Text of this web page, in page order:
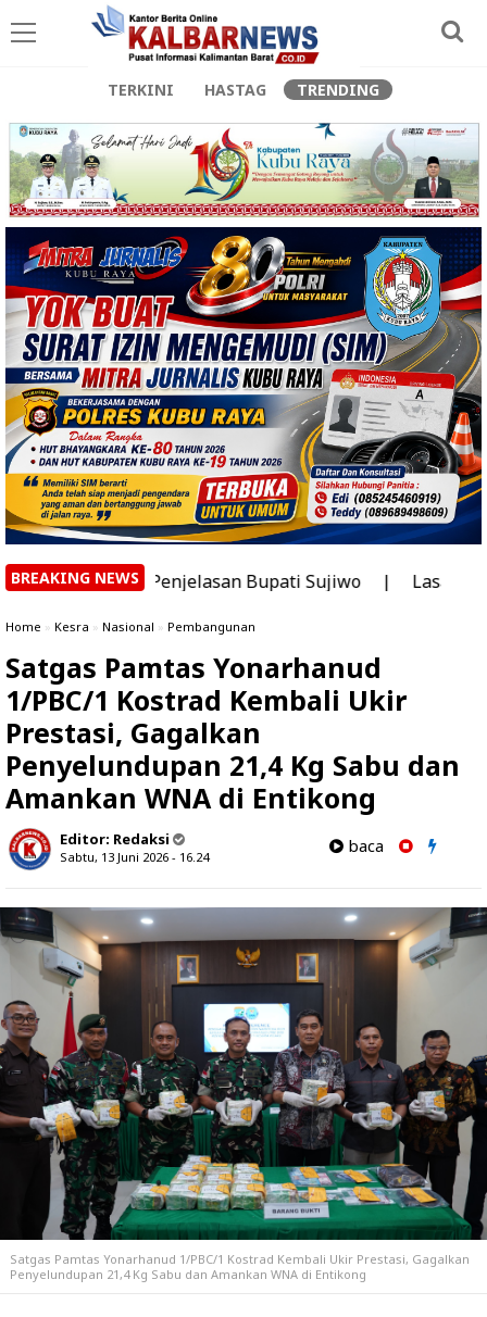
TERKINI HASTAG TRENDING
BREAKING NEWS
Ini Penjelasan Bupati Sujiwo | Lasarus: Sudah
Home » Kesra » Nasional » Pembangunan
Satgas Pamtas Yonarhanud
1/PBC/1 Kostrad Kembali Ukir
Prestasi, Gagalkan
Penyelundupan 21,4 Kg Sabu dan
Amankan WNA di Entikong
Editor: Redaksi
Sabtu, 13 Juni 2026 - 16.24
baca
Satgas Pamtas Yonarhanud 1/PBC/1 Kostrad Kembali Ukir Prestasi, Gagalkan
Penyelundupan 21,4 Kg Sabu dan Amankan WNA di Entikong